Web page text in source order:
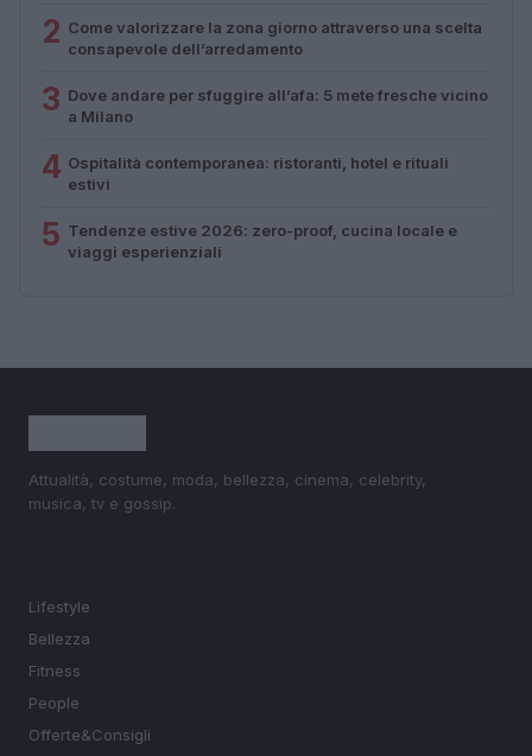
2 Come valorizzare la zona giorno attraverso una scelta
consapevole dell’arredamento
3 Dove andare per sfuggire all’afa: 5 mete fresche vicino
a Milano
4 Ospitalità contemporanea: ristoranti, hotel e rituali
estivi
5 Tendenze estive 2026: zero-proof, cucina locale e
viaggi esperienziali
Attualità, costume, moda, bellezza, cinema, celebrity,
musica, tv e gossip.
Lifestyle
Bellezza
Fitness
People
Offerte&Consigli